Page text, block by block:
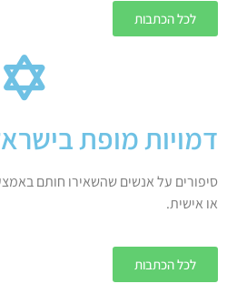
לכל הכתבות
דמויות מופת
סיפורים על אנשים שהשאירו חותם
או אישית.
לכל הכתבות